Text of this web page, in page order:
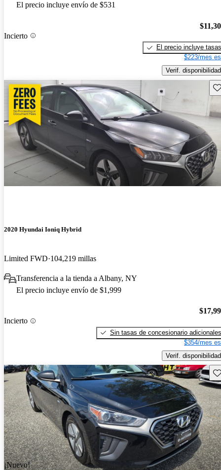
El precio incluye envío de $531
Incierto
El precio incluye tasas
$223/mes
Verif. disponibilidad
2020 Hyundai Ioniq Hybrid
Limited FWD 104,219 millas
Transferencia a la tienda a Albany, NY
El precio incluye envío de $1,999
Incierto
Sin tasas de concesionario adicionales
$354/mes
Verif. disponibilidad
¡Nuevo!